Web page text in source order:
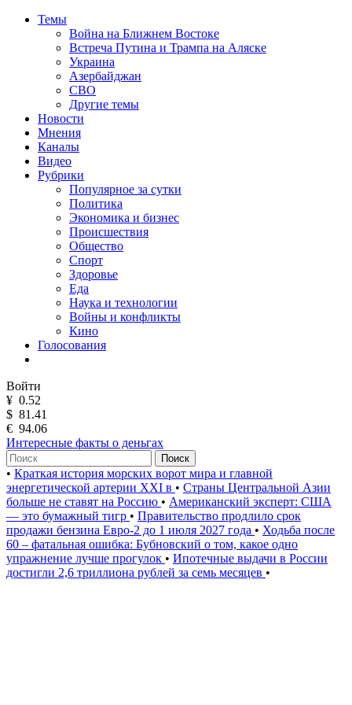
Темы
Война на Ближнем Востоке
Встреча Путина и Трампа на Аляске
Украина
Азербайджан
СВО
Другие темы
Новости
Мнения
Каналы
Видео
Рубрики
Популярное за сутки
Политика
Экономика и бизнес
Происшествия
Общество
Спорт
Здоровье
Еда
Наука и технологии
Войны и конфликты
Кино
Голосования
Войти
¥ 0.52
$ 81.41
€ 94.06
Интересные факты о деньгах
Поиск
• Краткая история морских ворот мира и главной
энергетической артерии XXI в • Страны Центральной Азии
больше не ставят на Россию • Американский эксперт: США
— это бумажный тигр • Правительство продлило срок
продажи бензина Евро-2 до 1 июля 2027 года • Ходьба после
60 – фатальная ошибка: Бубновский о том, какое одно
упражнение лучше прогулок • Ипотечные выдачи в России
достигли 2,6 триллиона рублей за семь месяцев •